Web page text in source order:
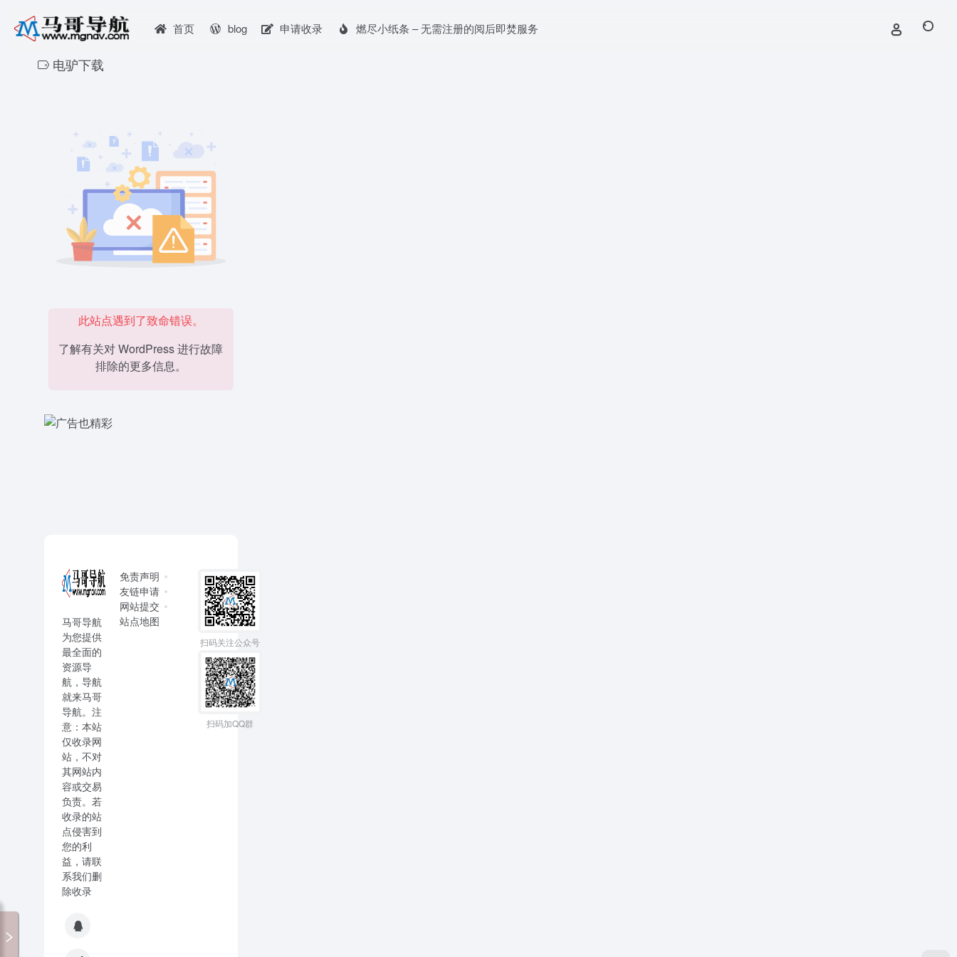
首页 blog 申请收录 燃尽小纸条 – 无需注册的阅后即焚服务
电驴下载
此站点遇到了致命错误。
了解有关对 WordPress 进行故障
排除的更多信息。
马哥导航
为您提供
最全面的
资源导
航，导航
就来马哥
导航。注
意：本站
仅收录网
站，不对
其网站内
容或交易
负责。若
收录的站
点侵害到
您的利
益，请联
系我们删
除收录
免责声明
友链申请
网站提交
站点地图
扫码关注公众号
扫码加QQ群